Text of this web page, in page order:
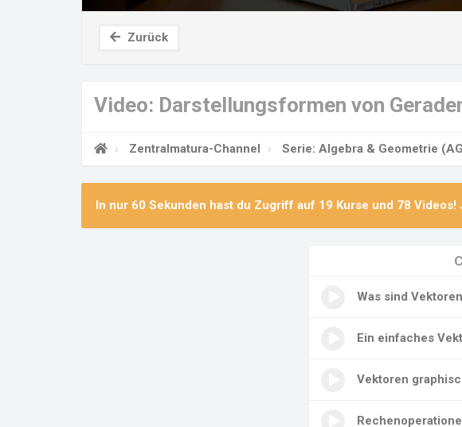
Zurück
Video: Darstellungsformen von
Zentralmatura-Channel Serie: Algebra & Geometrie
In nur 60 Sekunden hast du Zugriff auf 19 Kurse und 78 Videos!
Was sind
Ein einfaches
Vektoren